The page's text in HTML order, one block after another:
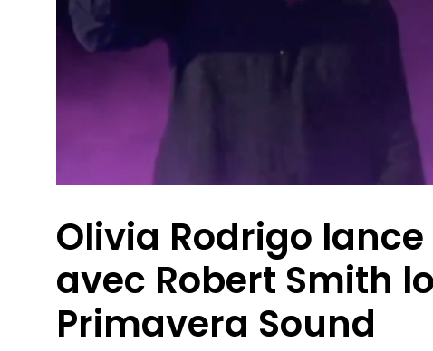
Olivia Rodrigo
avec Robert Smith
Primavera Sound